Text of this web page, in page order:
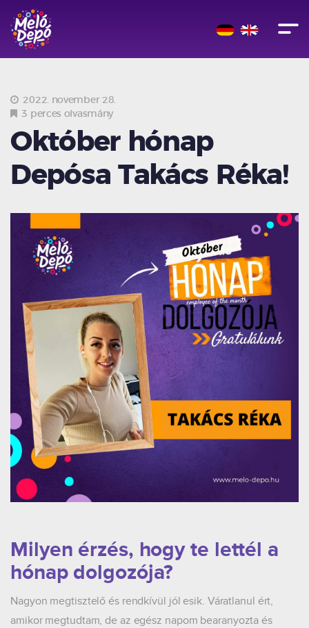
2022. november 28.
3 perces olvasmány
Október hónap
Depósa Takács Réka!
Milyen érzés, hogy te lettél a
hónap dolgozója?
Nagyon megtisztelő és rendkívül jól esik. Váratlanul ért,
amikor megtudtam, de az egész napom bearanyozta és